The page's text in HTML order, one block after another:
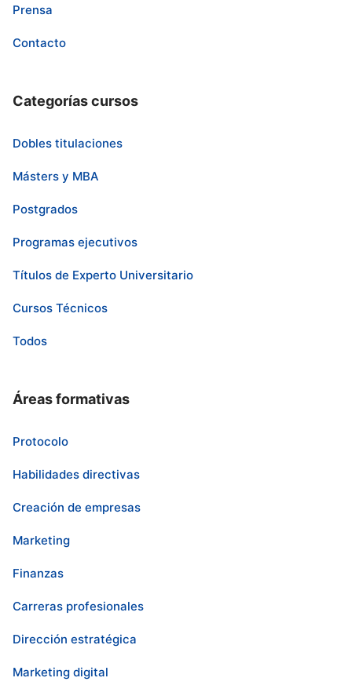
Prensa
Contacto
Categorías cursos
Dobles titulaciones
Másters y MBA
Postgrados
Programas ejecutivos
Títulos de Experto Universitario
Cursos Técnicos
Todos
Áreas formativas
Protocolo
Habilidades directivas
Creación de empresas
Marketing
Finanzas
Carreras profesionales
Dirección estratégica
Marketing digital